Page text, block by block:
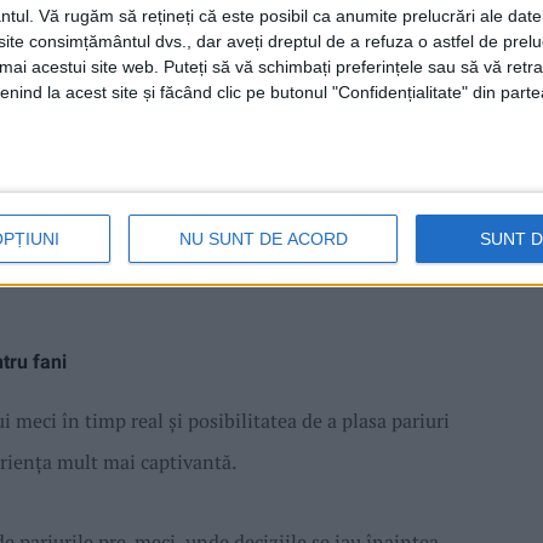
Vă rugăm să rețineți că este posibil ca anumite prelucrări ale
consimțământul dvs., dar aveți dreptul de a refuza o astfel de
acestui site web. Puteți să vă schimbați preferințele sau să vă
la acest site și făcând clic pe butonul "Confidențialitate" din
NU SUNT DE ACORD SUNT
pe baza evoluției unui meci. Astfel, fiecare fază
echipelor adaugă un plus de strategie și
poate deveni și mai interesant atunci când
gol, pe cartonașele galbene sau pe rezultatul
interactivitate transformă modul în care
modalitate nouă de a-și demonstra cunoștințele
fani
meci în timp real și posibilitatea de a plasa pariuri
mult mai captivantă.